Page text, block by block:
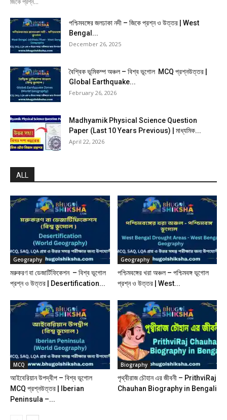
পশ্চিমবঙ্গের জলঢাকা নদী – জিকে প্রশ্ন ও উত্তর | West
Bengal...
December 26, 2025
বৈশ্বিক ভূমিকম্প অঞ্চল – বিশ্ব ভূগোল MCQ প্রশ্নউত্তর |
Global Earthquake...
February 26, 2026
Madhyamik Physical Science Question
Paper (Last 10 Years Previous) | মাধ্যমিক...
April 22, 2026
ALL
Geography
মরুকরণ বা ডেজার্টিফিকেশন – বিশ্ব ভূগোল
প্রশ্ন ও উত্তর | Desertification...
Geography
পশ্চিমবঙ্গের খরা অঞ্চল – পশ্চিমবঙ্গ ভূগোল
প্রশ্ন ও উত্তর | West...
MCQ
আইবেরিয়ান উপদ্বীপ – বিশ্ব ভূগোল
MCQ প্রশ্নউত্তর | Iberian
Peninsula –...
Biography
পৃথ্বীরাজ চৌহান এর জীবনী – PrithviRaj
Chauhan Biography in Bengali